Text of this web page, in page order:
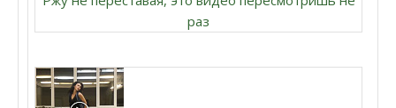
раз